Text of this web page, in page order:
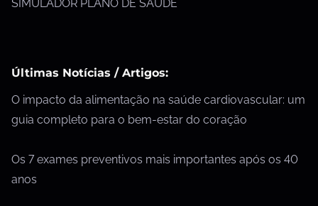
SIMULADOR PLANO DE SAÚDE
Últimas Notícias / Artigos:
O impacto da alimentação na saúde cardiovascular: um
guia completo para o bem-estar do coração
Os 7 exames preventivos mais importantes após os 40
anos